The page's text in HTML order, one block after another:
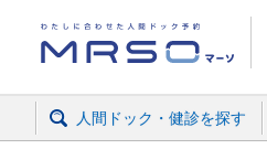
人間ドック・健診を探す